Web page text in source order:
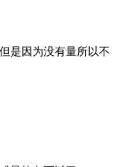
是因为没有量所以不